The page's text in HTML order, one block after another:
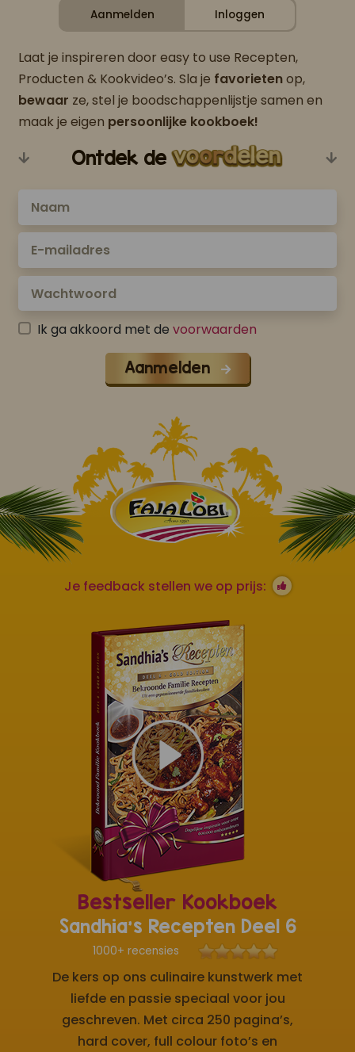
Aanmelden Inloggen
Laat je inspireren door easy to use Recepten,
Producten & Kookvideo’s. Sla je favorietenop,
bewaar ze, stel je boodschappenlijstje samen en
maak je eigen persoonlijke kookboek!
Ontdek de
Ik ga akkoord met de voorwaarden
Aanmelden
Je feedback stellen we op prijs:
Bestseller Kookboek
Sandhia's Recepten Deel 6
1000+ recensies
De kers op ons culinaire kunstwerk met
liefde en passie speciaal voor jou
geschreven. Met circa 250 pagina’s,
hard cover, full colour foto’s en